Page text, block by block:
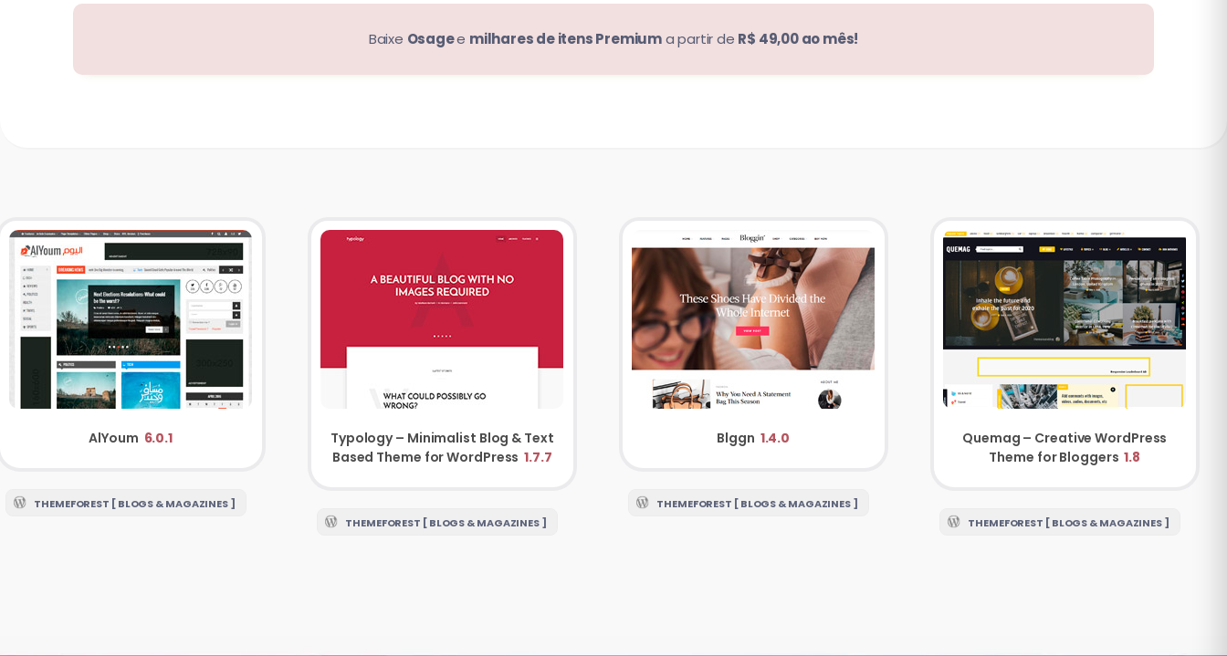
Baixe Osagee milhares de itens Premiuma partir de R$ 49,00 ao mês!
AlYoum 6.0.1
THEMEFOREST [ BLOGS & MAGAZINES ]
Typology – Minimalist Blog & Text
Based Theme for WordPress 1.7.7
THEMEFOREST [ BLOGS & MAGAZINES ]
Blggn 1.4.0
THEMEFOREST [ BLOGS & MAGAZINES ]
Quemag – Creative WordPress
Theme for Bloggers 1.8
THEMEFOREST [ BLOGS & MAGAZINES ]